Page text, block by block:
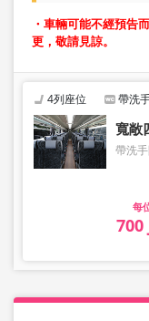
・車輛可能不經預告
更，敬請見諒。
4列座位 帶洗
寬敞
帶洗
700